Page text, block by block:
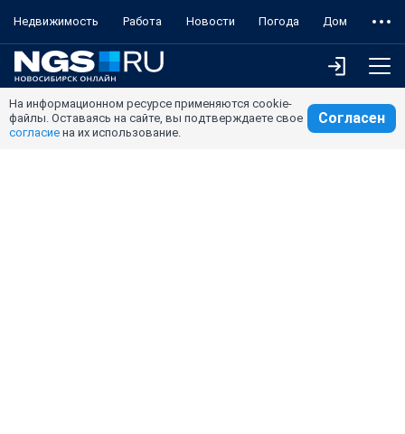
Недвижимость Работа Новости Погода Дом
На информационном ресурсе применяются cookie-
файлы. Оставаясь на сайте, вы подтверждаете свое
согласие на их использование.
Согласен